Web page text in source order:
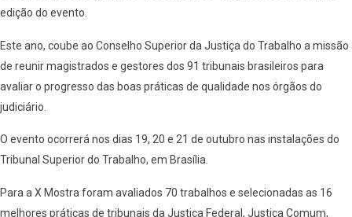
edição do evento.
Este ano, coube ao Conselho Superior da Justiça do Trabalho a missão
de reunir magistrados e gestores dos 91 tribunais brasileiros para
avaliar o progresso das boas práticas de qualidade nos órgãos do
judiciário.
O evento ocorrerá nos dias 19, 20 e 21 de outubro nas instalações do
Tribunal Superior do Trabalho, em Brasília.
Para a X Mostra foram avaliados 70 trabalhos e selecionadas as 16
melhores práticas de tribunais da Justiça Federal, Justiça Comum,